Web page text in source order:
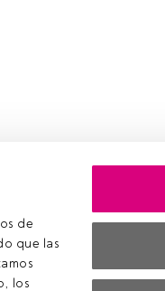
de
que las
los